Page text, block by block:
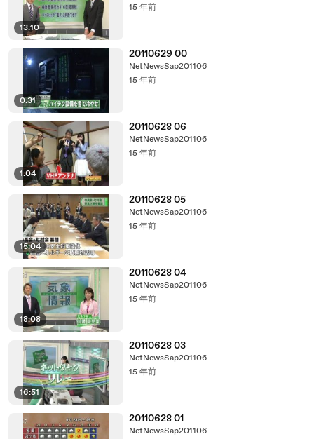
13:10
15 年前
0:31
20110629 00
NetNewsSap201106
15 年前
1:04
20110628 06
NetNewsSap201106
15 年前
15:04
20110628 05
NetNewsSap201106
15 年前
18:08
20110628 04
NetNewsSap201106
15 年前
16:51
20110628 03
NetNewsSap201106
15 年前
20110628 01
NetNewsSap201106